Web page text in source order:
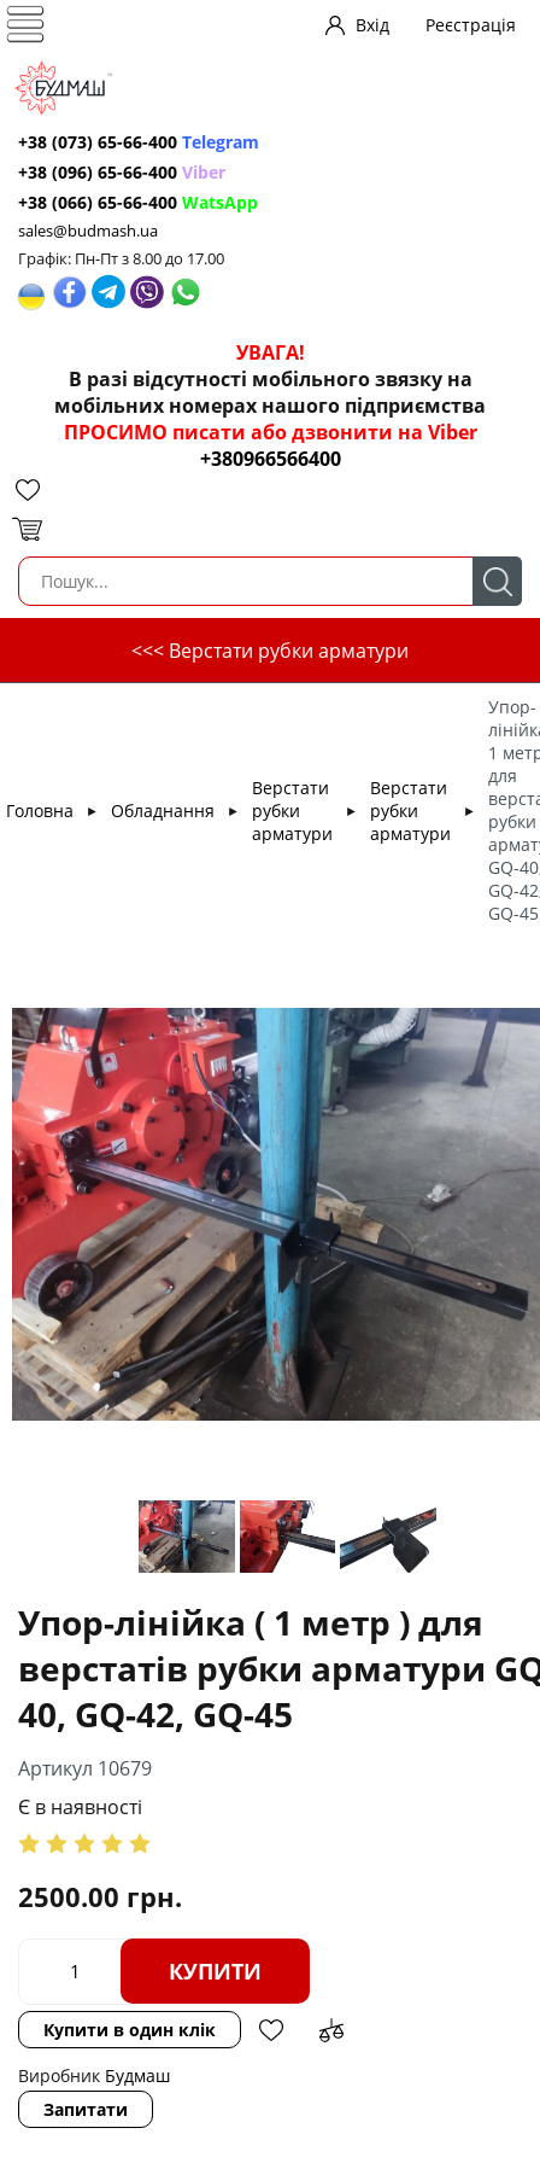
Вхід Реєстрація
+38 (073) 65-66-400 Telegram
+38 (096) 65-66-400 Viber
+38 (066) 65-66-400 WatsApp
sales@budmash.ua
Графік: Пн-Пт з 8.00 до 17.00
УВАГА!
В разі відсутності мобільного звязку на
мобільних номерах нашого підприємства
ПРОСИМО писати або дзвонити на Viber
+380966566400
<<< Верстати рубки арматури
Головна ► Обладнання ►
Верстати
рубки
арматури
►
Верстати
рубки
арматури
►
Упор-
1
для
рубки
GQ-
GQ-
GQ-45
Упор-лінійка ( 1 метр ) для
верстатів рубки арматури
40, GQ-42, GQ-45
Артикул 10679
Є в наявності
2500.00 грн.
КУПИТИ
Купити в один клік
Виробник Будмаш
Запитати